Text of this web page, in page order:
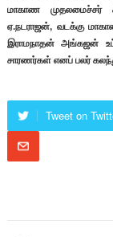
மாகாண முதலமைச்சர்
ஏ.நடராஜன், வடக்கு
இராமநாதன் அங்கஜன்
சாரணர்கள் எனப் பலர்
Tweet on